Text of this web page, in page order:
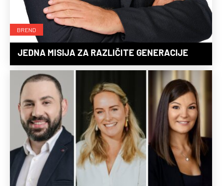
BREND
JEDNA MISIJA ZA RAZLIČITE GENERACIJE